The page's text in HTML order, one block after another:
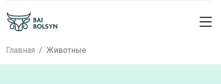
Главная Животные